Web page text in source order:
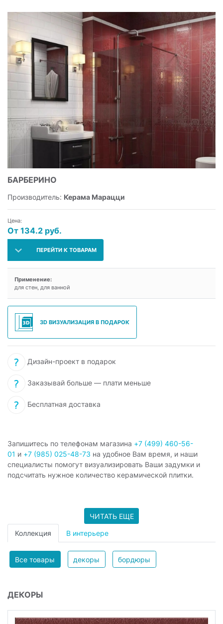
БАРБЕРИНО
Производитель: Керама Марацци
Цена:
От 134.2 руб.
ПЕРЕЙТИ К ТОВАРАМ
Применение:
для стен, для ванной
3D ВИЗУАЛИЗАЦИЯ В ПОДАРОК
Дизайн-проект в подарок
Заказывай больше — плати меньше
Бесплатная доставка
Запишитесь по телефонам магазина +7 (499) 460-56-
01 и +7 (985) 025-48-73 на удобное Вам время, и наши
специалисты помогут визуализировать Ваши задумки и
подсчитать нужное количество керамической плитки.
ЧИТАТЬ ЕЩЕ
Коллекция В интерьере
Все товары декоры бордюры
ДЕКОРЫ